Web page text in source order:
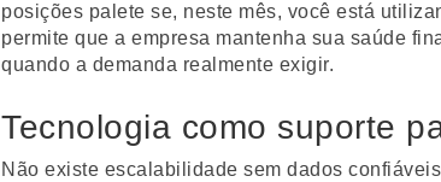
posições palete se, neste mês, você está
permite que a empresa mantenha sua saúde
quando a demanda realmente exigir.
Tecnologia como suporte
Não existe escalabilidade sem dados